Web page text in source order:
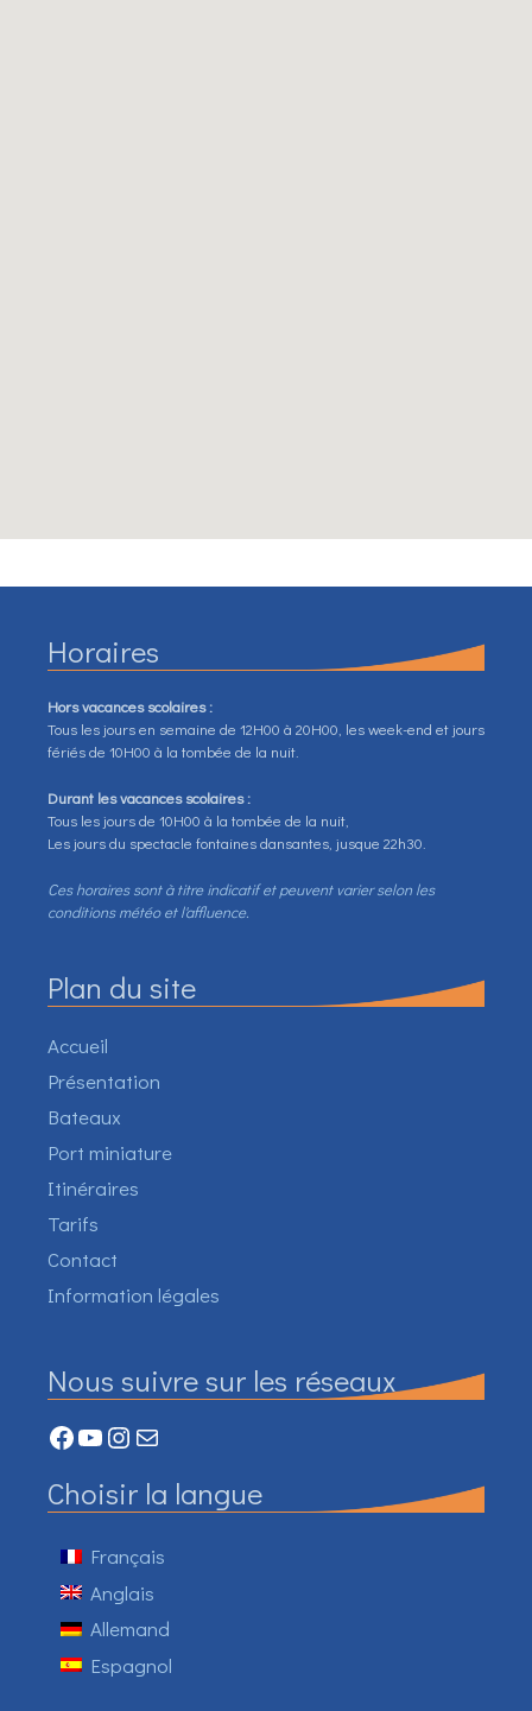
Horaires
Hors vacances scolaires :
Tous les jours en semaine de 12H00 à 20H00, les week-end et jours
fériés de 10H00 à la tombée de la nuit.
Durant les vacances scolaires :
Tous les jours de 10H00 à la tombée de la nuit,
Les jours du spectacle fontaines dansantes, jusque 22h30.
Ces horaires sont à titre indicatif et peuvent varier selon les
conditions météo et l'affluence.
Plan du site
Accueil
Présentation
Bateaux
Port miniature
Itinéraires
Tarifs
Contact
Information légales
Nous suivre sur les réseaux
Facebook
YouTube
Instagram
Mail
Choisir la langue
Français
Anglais
Allemand
Espagnol